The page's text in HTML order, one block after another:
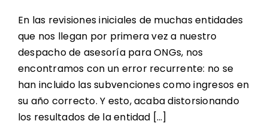
Noticias Enclave
Redes de Participación
En las revisiones iniciales de muchas entidades
que nos llegan por primera vez a nuestro
despacho de asesoría para ONGs, nos
encontramos con un error recurrente: no se
han incluido las subvenciones como ingresos en
su año correcto. Y esto, acaba distorsionando
los resultados de la entidad […]